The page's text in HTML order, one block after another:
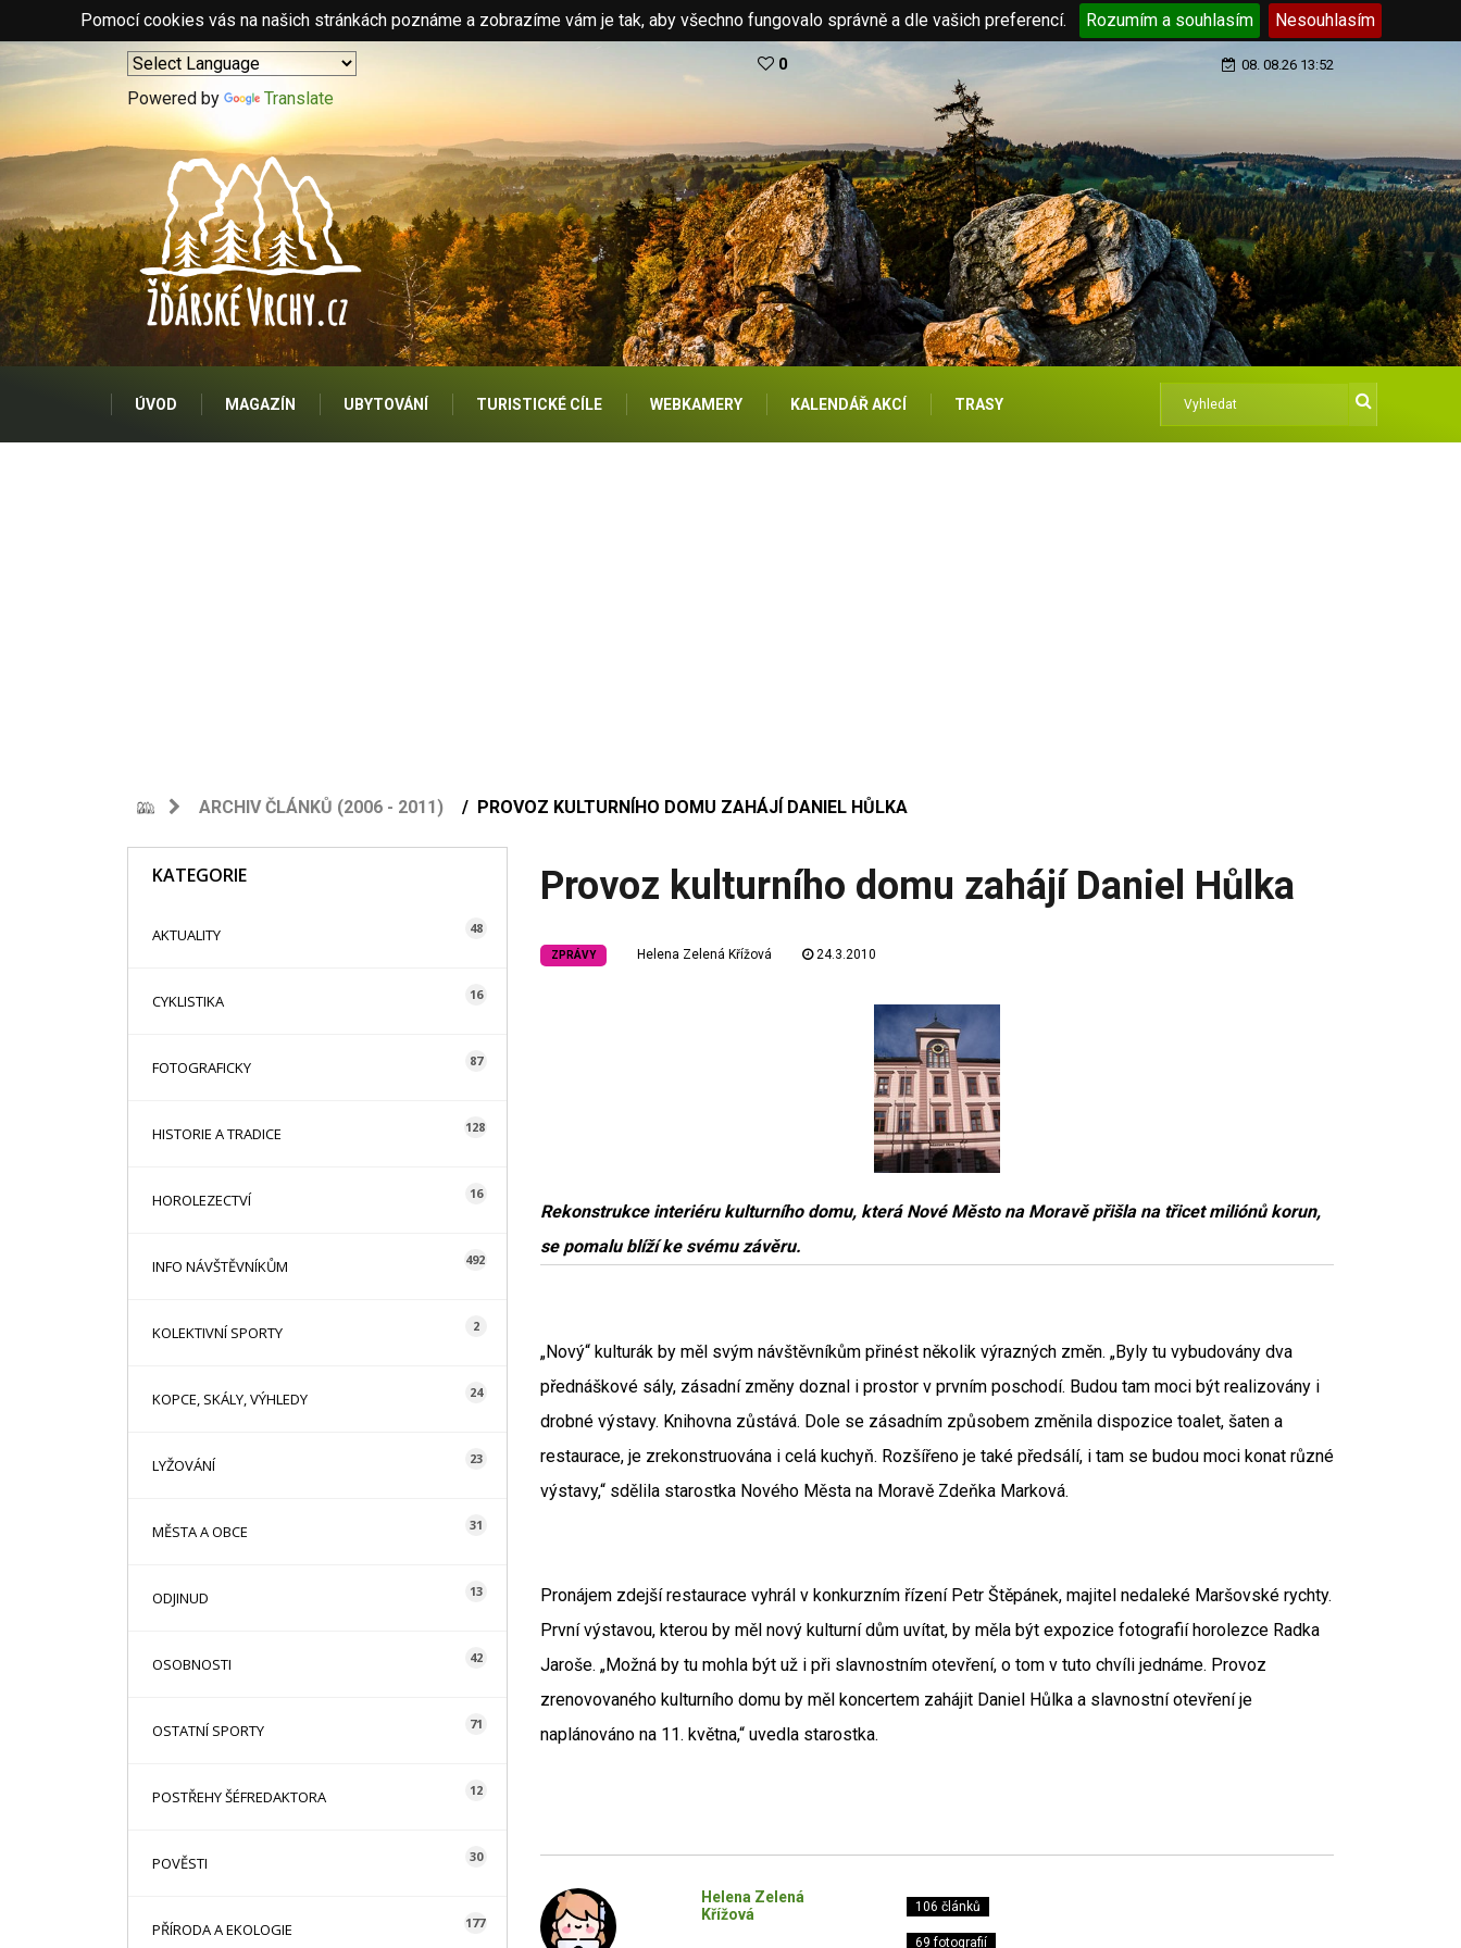
Pomocí cookies vás na našich stránkách poznáme a zobrazíme vám je tak, aby všechno fungovalo správně a dle vašich preferencí. Rozumím a souhlasím Nesouhlasím
Powered by Translate
0 08. 08.26 13:52
ÚVOD MAGAZÍN UBYTOVÁNÍ TURISTICKÉ CÍLE WEBKAMERY KALENDÁŘ AKCÍ TRASY
ARCHIV ČLÁNKŮ (2006 - 2011) PROVOZ KULTURNÍHO DOMU ZAHÁJÍ DANIEL HŮLKA
KATEGORIE
AKTUALITY 48
CYKLISTIKA 16
FOTOGRAFICKY 87
HISTORIE A TRADICE 128
HOROLEZECTVÍ 16
INFO NÁVŠTĚVNÍKŮM 492
KOLEKTIVNÍ SPORTY 2
KOPCE, SKÁLY, VÝHLEDY 24
LYŽOVÁNÍ 23
MĚSTA A OBCE 31
ODJINUD 13
OSOBNOSTI 42
OSTATNÍ SPORTY 71
POSTŘEHY ŠÉFREDAKTORA 12
POVĚSTI 30
PŘÍRODA A EKOLOGIE 177
Provoz kulturního domu zahájí Daniel Hůlka
ZPRÁVY Helena Zelená Křížová 24.3.2010
Rekonstrukce interiéru kulturního domu, která Nové Město na Moravě přišla na třicet miliónů korun,
se pomalu blíží ke svému závěru.
„Nový“ kulturák by měl svým návštěvníkům přinést několik výrazných změn. „Byly tu vybudovány dva
přednáškové sály, zásadní změny doznal i prostor v prvním poschodí. Budou tam moci být realizovány i
drobné výstavy. Knihovna zůstává. Dole se zásadním způsobem změnila dispozice toalet, šaten a
restaurace, je zrekonstruována i celá kuchyň. Rozšířeno je také předsálí, i tam se budou moci konat různé
výstavy,“ sdělila starostka Nového Města na Moravě Zdeňka Marková.
Pronájem zdejší restaurace vyhrál v konkurzním řízení Petr Štěpánek, majitel nedaleké Maršovské rychty.
První výstavou, kterou by měl nový kulturní dům uvítat, by měla být expozice fotografií horolezce Radka
Jaroše. „Možná by tu mohla být už i při slavnostním otevření, o tom v tuto chvíli jednáme. Provoz
zrenovovaného kulturního domu by měl koncertem zahájit Daniel Hůlka a slavnostní otevření je
naplánováno na 11. května,“ uvedla starostka.
Helena Zelená
Křížová
106 článků
69 fotografií